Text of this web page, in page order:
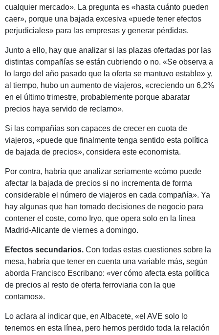
cualquier mercado». La pregunta es «hasta cuánto pueden
caer», porque una bajada excesiva «puede tener efectos
perjudiciales» para las empresas y generar pérdidas.
Junto a ello, hay que analizar si las plazas ofertadas por las
distintas compañías se están cubriendo o no. «Se observa a
lo largo del año pasado que la oferta se mantuvo estable» y,
al tiempo, hubo un aumento de viajeros, «creciendo un 6,2%
en el último trimestre, probablemente porque abaratar
precios haya servido de reclamo».
Si las compañías son capaces de crecer en cuota de
viajeros, «puede que finalmente tenga sentido esta política
de bajada de precios», considera este economista.
Por contra, habría que analizar seriamente «cómo puede
afectar la bajada de precios si no incrementa de forma
considerable el número de viajeros en cada compañía». Ya
hay algunas que han tomado decisiones de negocio para
contener el coste, como Iryo, que opera solo en la línea
Madrid-Alicante de viernes a domingo.
Efectos secundarios. Con todas estas cuestiones sobre la
mesa, habría que tener en cuenta una variable más, según
aborda Francisco Escribano: «ver cómo afecta esta política
de precios al resto de oferta ferroviaria con la que
contamos».
Lo aclara al indicar que, en Albacete, «el AVE solo lo
tenemos en esta línea, pero hemos perdido toda la relación